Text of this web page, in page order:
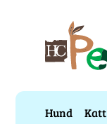
Hund Katt